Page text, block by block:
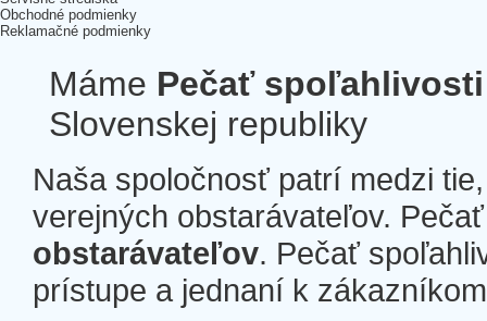
Obchodné podmienky
Reklamačné podmienky
Máme Pečať spoľahlivosti
Slovenskej republiky
Naša spoločnosť patrí medzi
verejných obstarávateľov.
obstarávateľov. Pečať
prístupe a jednaní k